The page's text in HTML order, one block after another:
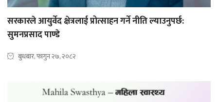
सरकारले आयुर्वेद क्षेत्रलाई प्रोत्साहन गर्ने नीति ल्याउनुपर्छ:
सुमनप्रसाद पाण्डे
बुधबार, फागुन २७, २०८२